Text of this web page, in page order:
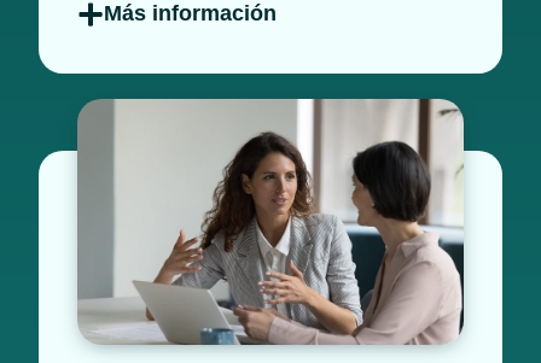
Más información